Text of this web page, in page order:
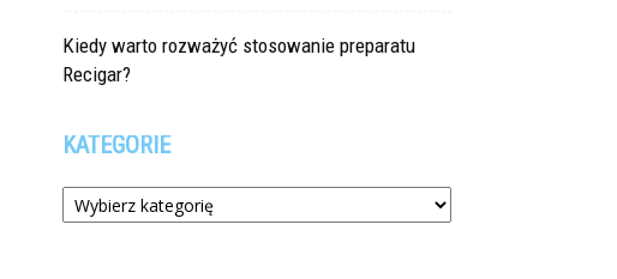
Kiedy warto rozważyć stosowanie preparatu
Recigar?
KATEGORIE
Kategorie